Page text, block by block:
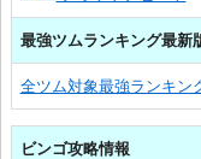
最強ツムランキング最新
全ツム対象最強ランキン
ビンゴ攻略情報